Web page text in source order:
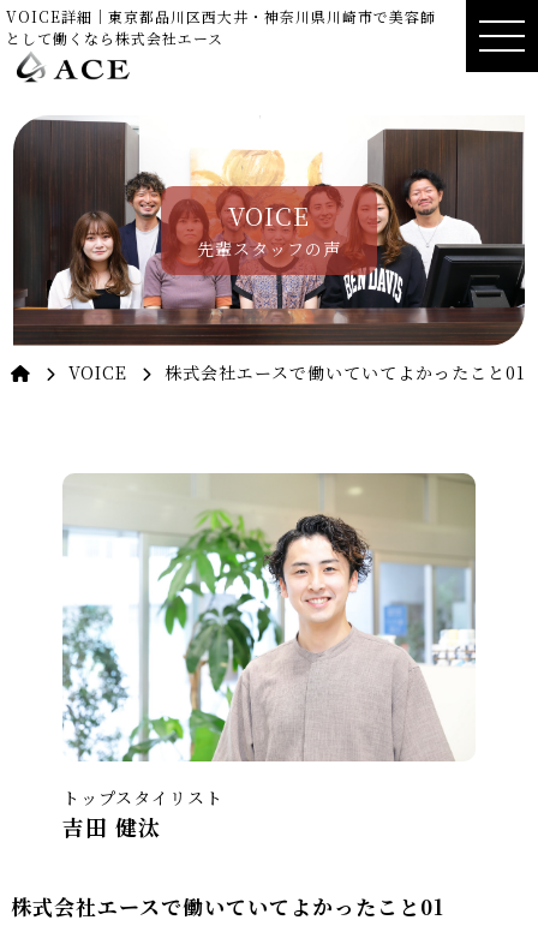
VOICE詳細｜東京都品川区西大井・神奈川県川崎市で美容師
として働くなら株式会社エース
VOICE
先輩スタッフの声
VOICE 株式会社エースで働いていてよかったこと01
トップスタイリスト
吉田 健汰
株式会社エースで働いていてよかったこと01